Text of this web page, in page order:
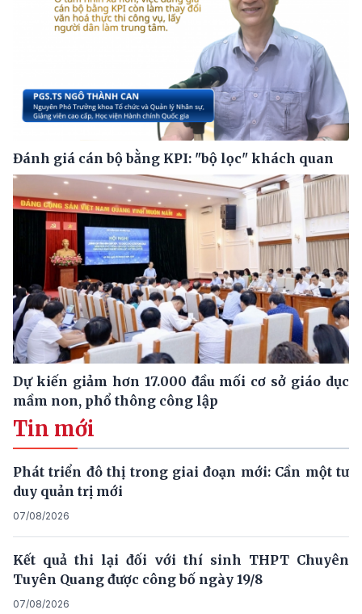
Đánh giá cán bộ bằng KPI: "bộ lọc" khách quan
Dự kiến giảm hơn 17.000 đầu mối cơ sở giáo dục
mầm non, phổ thông công lập
Tin mới
Phát triển đô thị trong giai đoạn mới: Cần một tư
duy quản trị mới
07/08/2026
Kết quả thi lại đối với thí sinh THPT Chuyên
Tuyên Quang được công bố ngày 19/8
07/08/2026